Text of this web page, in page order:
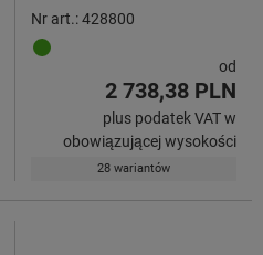
Nr art.: 428800
od
2 738,38 PLN
plus podatek VAT w
obowiązującej wysokości
28 wariantów